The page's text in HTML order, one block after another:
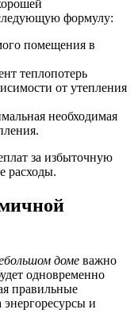
формулу:
помещения в
теплопотерь
от утепления
необходимая
за избыточную
расходы.
доме важно
одновременно
правильные
и